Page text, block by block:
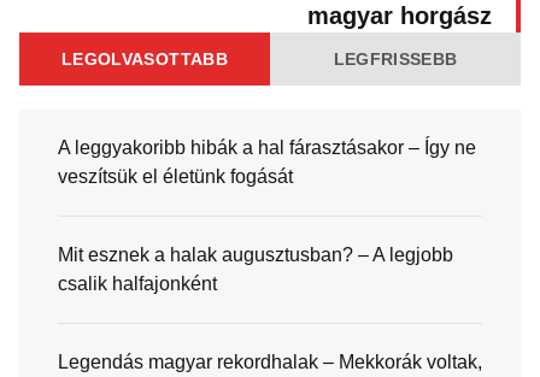
magyar horgász
LEGOLVASOTTABB LEGFRISSEBB
A leggyakoribb hibák a hal fárasztásakor – Így ne
veszítsük el életünk fogását
Mit esznek a halak augusztusban? – A legjobb
csalik halfajonként
Legendás magyar rekordhalak – Mekkorák voltak,